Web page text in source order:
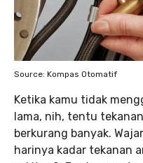
Source: Kompas Otomatif
Ketika kamu tidak
lama, nih, tentu
berkurang banyak.
harinya kadar tekanan